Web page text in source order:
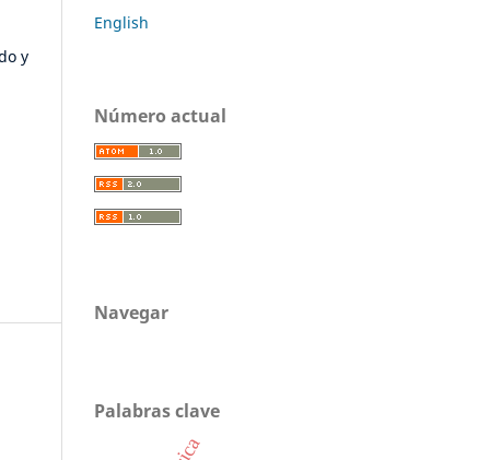
y
English
Número actual
Navegar
Palabras clave